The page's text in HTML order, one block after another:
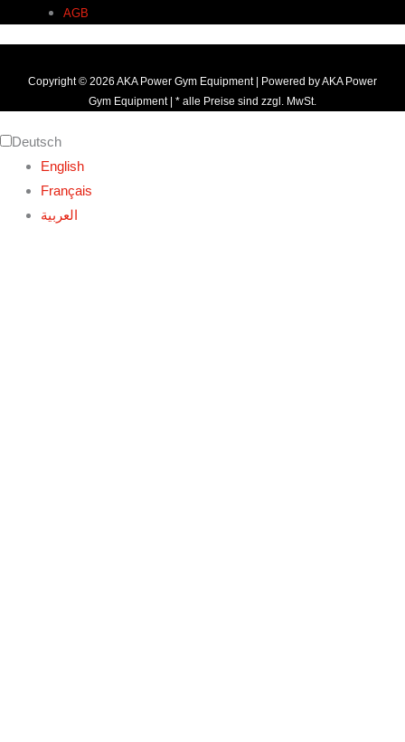
AGB
Copyright © 2026 AKA Power Gym Equipment | Powered by AKA Power
Gym Equipment | * alle Preise sind zzgl. MwSt.
Deutsch
English
Français
العربية‏